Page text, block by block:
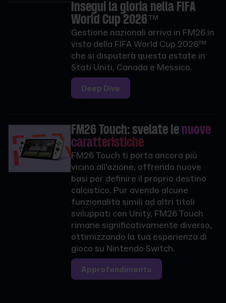
Insegui la gloria nella FIFA
World Cup 2026™
Gestione nazionali arriva in FM26 in
vista della FIFA World Cup 2026™
che si disputerà questa estate in
Stati Uniti, Canada e Messico.
Deep Dive
FM26 Touch: svelate le nuove
caratteristiche
FM26 Touch ti porta ancora più
vicino all’azione, offrendo nuove
basi per definire il proprio destino
calcistico. Pur avendo alcune
funzionalità simili ad altri titoli
sviluppati con Unity, FM26 Touch
rimane significativamente diverso,
ottimizzando la tua esperienza di
gioco su Nintendo Switch.
Approfondimento